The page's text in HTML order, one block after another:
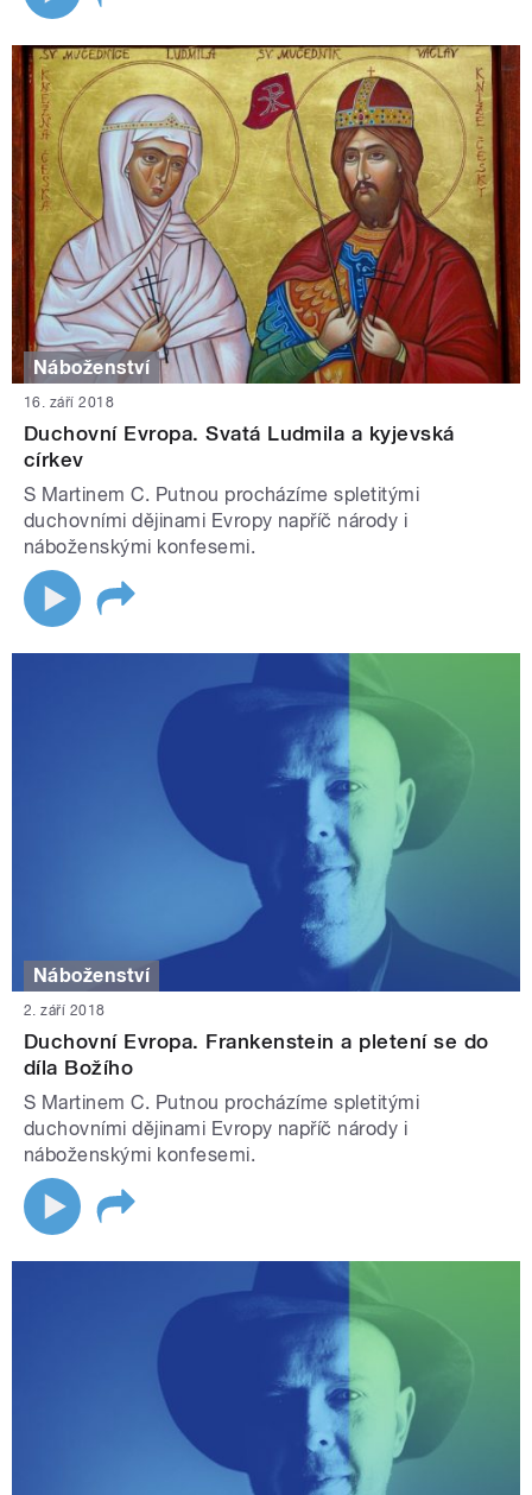
Náboženství
16. září 2018
Duchovní Evropa. Svatá Ludmila a kyjevská
církev
S Martinem C. Putnou procházíme spletitými
duchovními dějinami Evropy napříč národy i
náboženskými konfesemi.
Náboženství
2. září 2018
Duchovní Evropa. Frankenstein a pletení se do
díla Božího
S Martinem C. Putnou procházíme spletitými
duchovními dějinami Evropy napříč národy i
náboženskými konfesemi.